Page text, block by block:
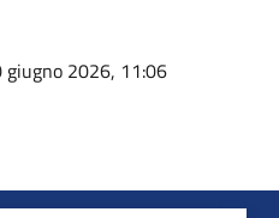
giugno 2026, 11:06